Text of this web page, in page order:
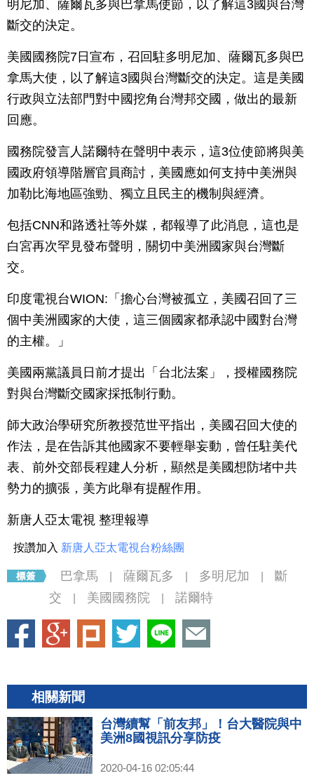
明尼加、薩爾瓦多與巴拿馬使節，以了解這3國與台灣
斷交的決定。
美國國務院7日宣布，召回駐多明尼加、薩爾瓦多與巴
拿馬大使，以了解這3國與台灣斷交的決定。這是美國
行政與立法部門對中國挖角台灣邦交國，做出的最新
回應。
國務院發言人諾爾特在聲明中表示，這3位使節將與美
國政府領導階層官員商討，美國應如何支持中美洲與
加勒比海地區強勁、獨立且民主的機制與經濟。
包括CNN和路透社等外媒，都報導了此消息，這也是
白宮再次罕見發布聲明，關切中美洲國家與台灣斷
交。
印度電視台WION:「擔心台灣被孤立，美國召回了三
個中美洲國家的大使，這三個國家都承認中國對台灣
的主權。」
美國兩黨議員日前才提出「台北法案」，授權國務院
對與台灣斷交國家採抵制行動。
師大政治學研究所教授范世平指出，美國召回大使的
作法，是在告訴其他國家不要輕舉妄動，曾任駐美代
表、前外交部長程建人分析，顯然是美國想防堵中共
勢力的擴張，美方此舉有提醒作用。
新唐人亞太電視 整理報導
按讚加入 新唐人亞太電視台粉絲團
巴拿馬 薩爾瓦多 多明尼加
斷
交
美國國務院 諾爾特
相關新聞
台灣續幫「前友邦」！台大醫院與中
美洲8國視訊分享防疫
2020-04-16 02:05:44